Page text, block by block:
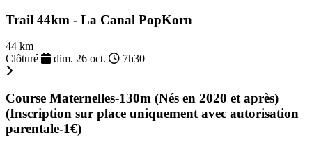
Trail 44km - La Canal PopKorn
44 km
Clôturé
dim. 26 oct. 7h30
Course Maternelles-130m (Nés en 2020 et après)
(Inscription sur place uniquement avec autorisation
parentale-1€)